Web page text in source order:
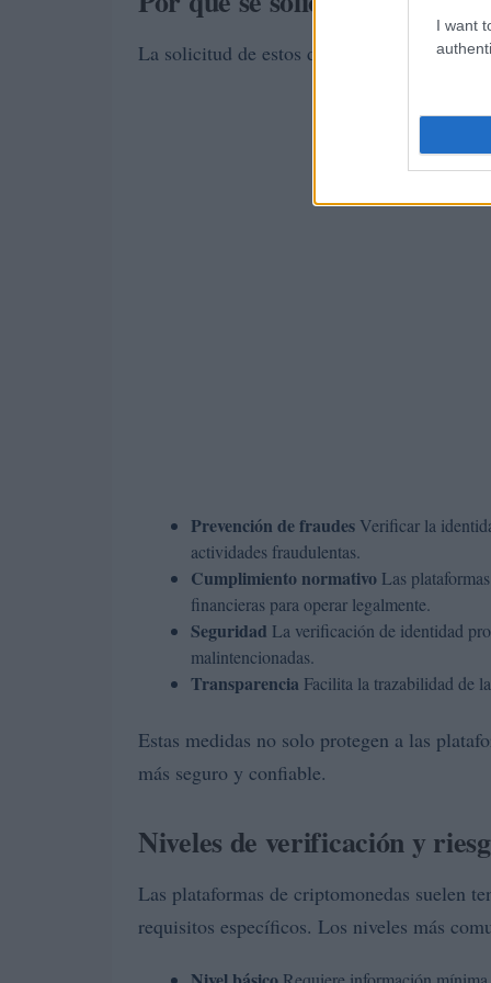
I want
La solicitud de estos datos tiene varias
Prevención de fraudes Verificar la
actividades fraudulentas.
Cumplimiento normativo Las
financieras para operar legalmente.
Seguridad La verificación de identidad
malintencionadas.
Transparencia Facilita la trazabilidad de
Estas medidas no solo protegen a las
más seguro y confiable.
Niveles de verificación y
Las plataformas de criptomonedas suelen
requisitos específicos. Los niveles más